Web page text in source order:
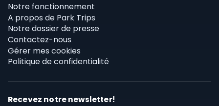
Notre fonctionnement
A propos de Park Trips
Notre dossier de presse
Contactez-nous
Gérer mes cookies
Politique de confidentialité
Recevez notre newsletter!